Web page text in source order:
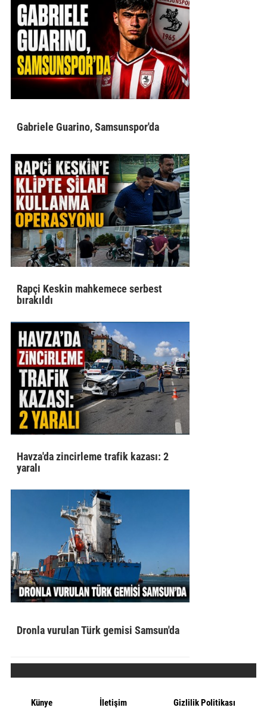
Gabriele Guarino, Samsunspor'da
Rapçi Keskin mahkemece serbest
bırakıldı
Havza'da zincirleme trafik kazası: 2
yaralı
Dronla vurulan Türk gemisi Samsun'da
Künye İletişim Gizlilik Politikası